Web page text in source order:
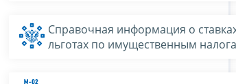
Справочная информация о
льготах по имущественным